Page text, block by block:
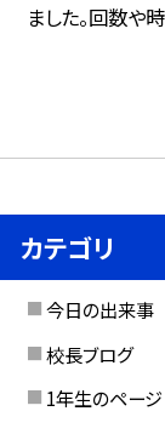
ました。回数や
カテゴリ
今日の出来事
校長ブログ
1年生のページ